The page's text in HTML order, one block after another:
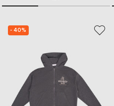
- 40%